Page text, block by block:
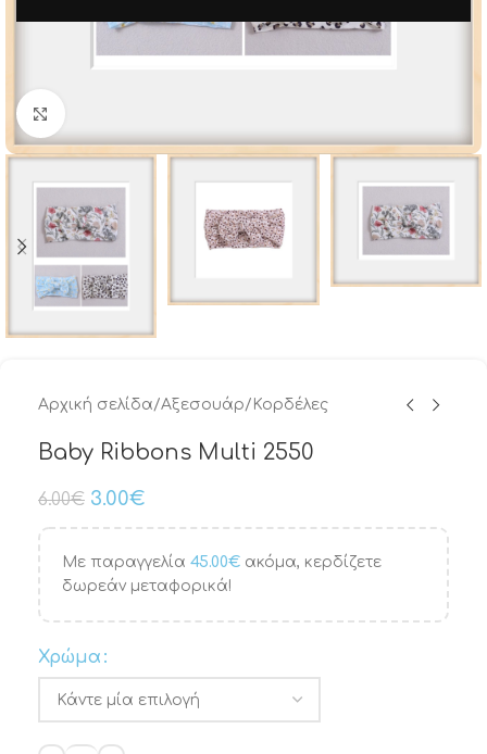
Αρχική σελίδα/Αξεσουάρ/ Κορδέλες
Baby Ribbons Multi 2550
6.00€ 3.00€
Με παραγγελία 45.00€ ακόμα, κερδίζετε
δωρεάν μεταφορικά!
Χρώμα